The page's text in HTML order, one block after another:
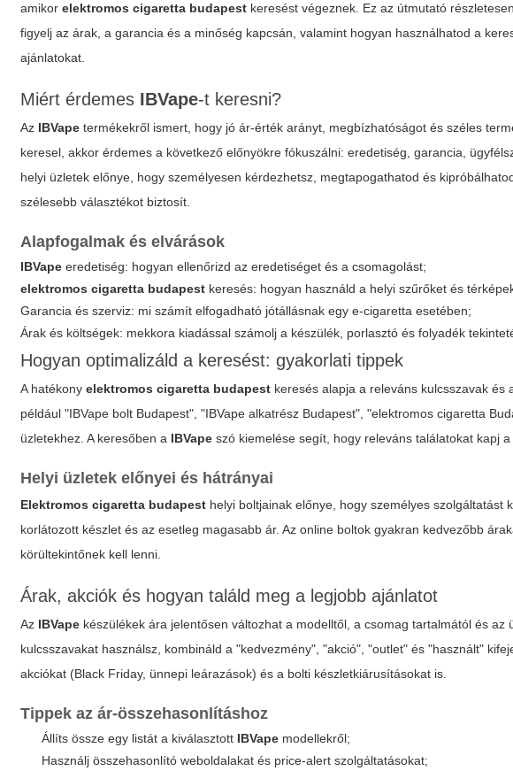
amikorelektromos cigaretta budapest keresést végeznek. Ez az útmutató
figyelj az árak, a garancia és a minőség kapcsán, valamint hogyan használhatod a
ajánlatokat.
Miért érdemes IBVape-t keresni?
Az IBVape termékekről ismert, hogy jó ár-érték arányt, megbízhatóságot és széles
keresel, akkor érdemes a következő előnyökre fókuszálni: eredetiség, garancia,
helyi üzletek előnye, hogy személyesen kérdezhetsz, megtapogathatod és
szélesebb választékot biztosít.
Alapfogalmak és elvárások
IBVape eredetiség: hogyan ellenőrizd az eredetiséget és a csomagolást;
elektromos cigaretta budapest keresés: hogyan használd a helyi szűrőket és
Garancia és szerviz: mi számít elfogadható jótállásnak egy e-cigaretta esetében;
Árak és költségek: mekkora kiadással számolj a készülék, porlasztó és folyadék
Hogyan optimalizáld a keresést: gyakorlati tippek
A hatékonyelektromos cigaretta budapest keresés alapja a releváns kulcsszavak
például "IBVape bolt Budapest", "IBVape alkatrész Budapest", "elektromos cigaretta
üzletekhez. A keresőben a IBVape szó kiemelése segít, hogy releváns találatokat kapj a
Helyi üzletek előnyei és hátrányai
Elektromos cigaretta budapest helyi boltjainak előnye, hogy személyes
korlátozott készlet és az esetleg magasabb ár. Az online boltok gyakran kedvezőbb
körültekintőnek kell lenni.
Árak, akciók és hogyan találd meg a legjobb ajánlatot
Az IBVape készülékek ára jelentősen változhat a modelltől, a csomag tartalmától és az
kulcsszavakat használsz, kombináld a "kedvezmény", "akció", "outlet" és "használt"
akciókat (Black Friday, ünnepi leárazások) és a bolti készletkiárusításokat is.
Tippek az ár-összehasonlításhoz
Állíts össze egy listát a kiválasztott IBVape modellekről;
Használj összehasonlító weboldalakat és price-alert szolgáltatásokat;